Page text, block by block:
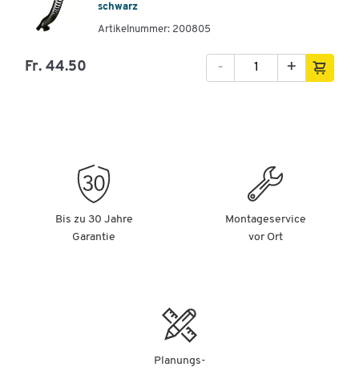
schwarz
Artikelnummer: 200805
Fr. 44.50 +
-
Bis zu 30 Jahre
Garantie
Montageservice
vor Ort
Planungs-